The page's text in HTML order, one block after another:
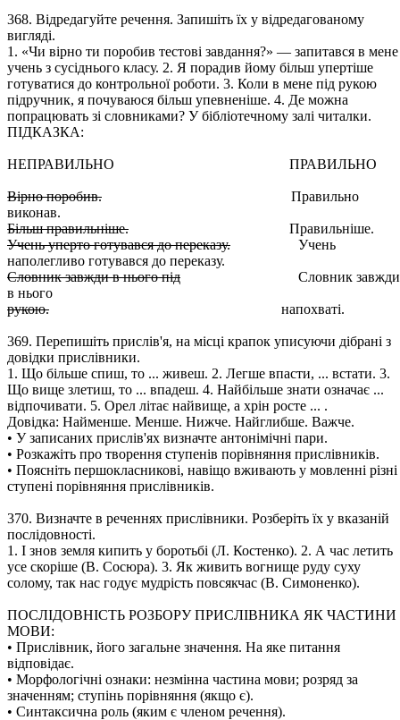
368. Відредагуйте речення. Запишіть їх у відредагованому
вигляді.
1. «Чи вірно ти поробив тестові завдання?» — запитався в мене
учень з сусіднього класу. 2. Я порадив йому більш упертіше
готуватися до контрольної роботи. 3. Коли в мене під рукою
підручник, я почуваюся більш упевненіше. 4. Де можна
попрацювать зі словниками? У бібліотечному залі читалки.
ПІДКАЗКА:
НЕПРАВИЛЬНО ПРАВИЛЬНО
Вірно поробив. Правильно
виконав.
Більш правильніше. Правильніше.
Учень уперто готувався до переказу. Учень
наполегливо готувався до переказу.
Словник завжди в нього під Словник завжди
в нього
рукою. напохваті.
369. Перепишіть прислів'я, на місці крапок уписуючи дібрані з
довідки прислівники.
1. Що більше спиш, то ... живеш. 2. Легше впасти, ... встати. 3.
Що вище злетиш, то ... впадеш. 4. Найбільше знати означає ...
відпочивати. 5. Орел літає найвище, а хрін росте ... .
Довідка: Найменше. Менше. Нижче. Найглибше. Важче.
• У записаних прислів'ях визначте антонімічні пари.
• Розкажіть про творення ступенів порівняння прислівників.
• Поясніть першокласникові, навіщо вживають у мовленні різні
ступені порівняння прислівників.
370. Визначте в реченнях прислівники. Розберіть їх у вказаній
послідовності.
1. І знов земля кипить у боротьбі (Л. Костенко). 2. А час летить
усе скоріше (В. Сосюра). 3. Як живить вогнище руду суху
солому, так нас годує мудрість повсякчас (В. Симоненко).
ПОСЛІДОВНІСТЬ РОЗБОРУ ПРИСЛІВНИКА ЯК ЧАСТИНИ
МОВИ:
• Прислівник, його загальне значення. На яке питання
відповідає.
• Морфологічні ознаки: незмінна частина мови; розряд за
значенням; ступінь порівняння (якщо є).
• Синтаксична роль (яким є членом речення).